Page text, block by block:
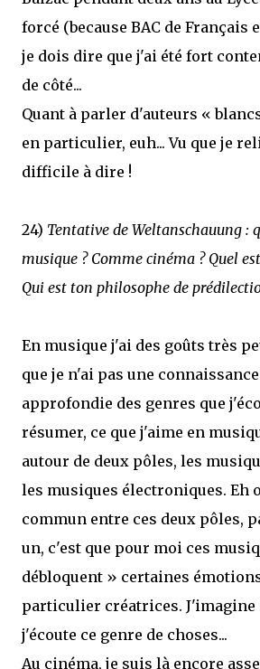
forcé (because BAC de Français
je dois dire que j'ai été fort
de côté...
Quant à parler d'auteurs «
en particulier, euh... Vu que je
difficile à dire !
24) Tentative de Weltanschauung :
musique ? Comme cinéma ? Quel
Qui est ton philosophe de
En musique j'ai des goûts très
que je n'ai pas une
approfondie des genres que
résumer, ce que j'aime en
autour de deux pôles, les
les musiques électroniques. Eh
commun entre ces deux pôles,
un, c'est que pour moi ces
débloquent » certaines
particulier créatrices. J'imagine
j'écoute ce genre de choses...
Au cinéma, je suis là encore